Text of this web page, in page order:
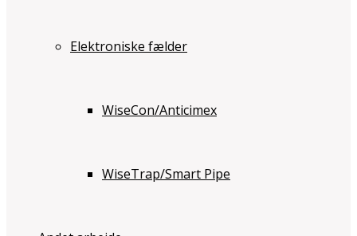
Elektroniske fælder
WiseCon/Anticimex
WiseTrap/Smart Pipe